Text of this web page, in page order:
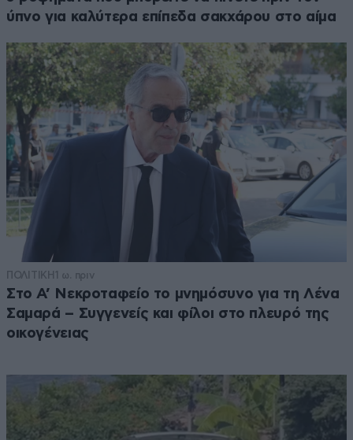
ύπνο για καλύτερα επίπεδα σακχάρου στο αίμα
ΠΟΛΙΤΙΚΗ 1 ω. πριν
Στο Α’ Νεκροταφείο το μνημόσυνο για τη Λένα
Σαμαρά – Συγγενείς και φίλοι στο πλευρό της
οικογένειας